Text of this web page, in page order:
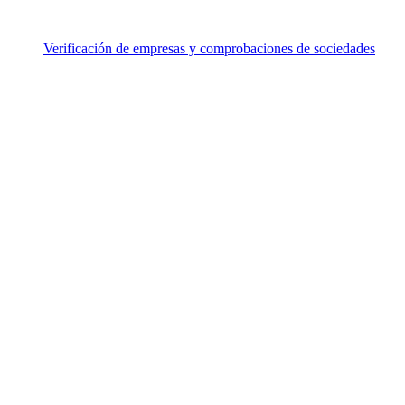
Verificación de empresas y comprobaciones de sociedades